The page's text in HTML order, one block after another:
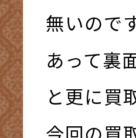
無いので
あって裏
と更に買